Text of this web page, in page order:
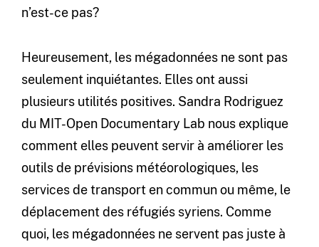
n’est-ce pas?
Heureusement, les mégadonnées ne sont pas
seulement inquiétantes. Elles ont aussi
plusieurs utilités positives. Sandra Rodriguez
du MIT-Open Documentary Lab nous explique
comment elles peuvent servir à améliorer les
outils de prévisions météorologiques, les
services de transport en commun ou même, le
déplacement des réfugiés syriens. Comme
quoi, les mégadonnées ne servent pas juste à